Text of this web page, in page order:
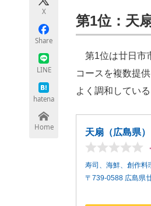
ちょっと気にな
X
Share
LINE
hatena
Home
第1位：天
第1位は廿日市
コースを複数提
よく調和している
天扇（広島県）
寿司、海鮮、創作料
〒739-0588 広島県